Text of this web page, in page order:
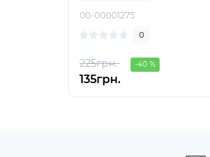
00-00001275
0
225грн. -40 %
135грн.